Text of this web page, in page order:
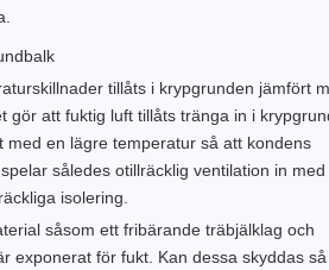
tillåts i krypgrunden jämfört
gör att fuktig luft tillåts tränga in i
med en lägre temperatur så att kondens
således otillräcklig ventilation in
isolering.
såsom ett fribärande träbjälklag och
exponerat för fukt. Kan dessa skyddas så